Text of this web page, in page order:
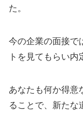
た。
今の企業の面接で
トを見てもらい内
あなたも何か得意
ることで、新たな